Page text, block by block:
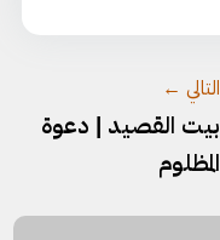
التالي ←
بيت القصيد | دعوة
المظلوم